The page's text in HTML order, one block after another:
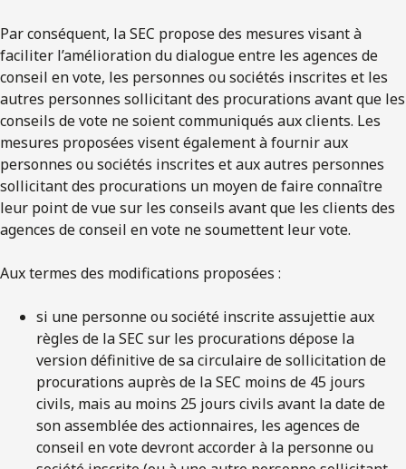
Par conséquent, la SEC propose des mesures visant à
faciliter l’amélioration du dialogue entre les agences de
conseil en vote, les personnes ou sociétés inscrites et les
autres personnes sollicitant des procurations avant que les
conseils de vote ne soient communiqués aux clients. Les
mesures proposées visent également à fournir aux
personnes ou sociétés inscrites et aux autres personnes
sollicitant des procurations un moyen de faire connaître
leur point de vue sur les conseils avant que les clients des
agences de conseil en vote ne soumettent leur vote.
Aux termes des modifications proposées :
si une personne ou société inscrite assujettie aux
règles de la SEC sur les procurations dépose la
version définitive de sa circulaire de sollicitation de
procurations auprès de la SEC moins de 45 jours
civils, mais au moins 25 jours civils avant la date de
son assemblée des actionnaires, les agences de
conseil en vote devront accorder à la personne ou